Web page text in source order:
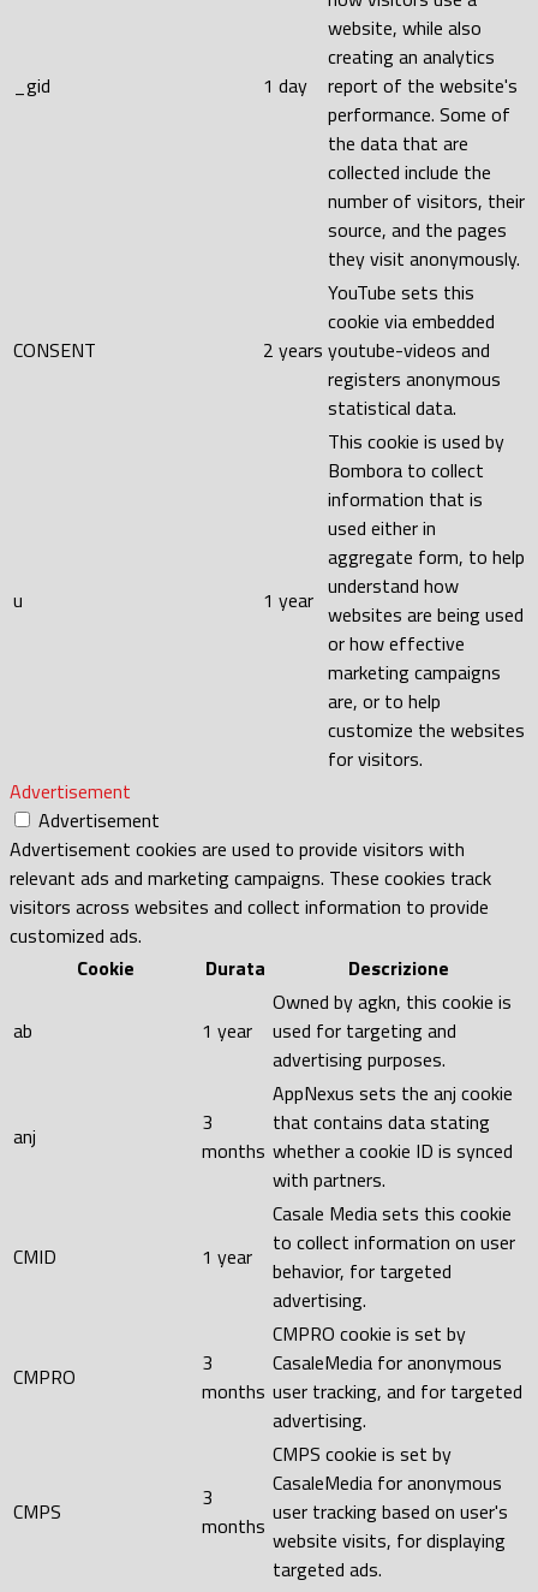
_gid 1 day
website, while also
creating an analytics
report of the website's
performance. Some of
the data that are
collected include the
number of visitors, their
source, and the pages
they visit anonymously.
CONSENT 2 years
YouTube sets this
cookie via embedded
youtube-videos and
registers anonymous
statistical data.
u 1 year
This cookie is used by
Bombora to collect
information that is
used either in
aggregate form, to help
understand how
websites are being used
or how effective
marketing campaigns
are, or to help
customize the websites
for visitors.
Advertisement
Advertisement
Advertisement cookies are used to provide visitors with
relevant ads and marketing campaigns. These cookies track
visitors across websites and collect information to provide
customized ads.
Cookie
Durata Descrizione
ab 1 year
Owned by agkn, this cookie is
used for targeting and
advertising purposes.
anj
3
months
AppNexus sets the anj cookie
that contains data stating
whether a cookie ID is synced
with partners.
CMID 1 year
Casale Media sets this cookie
to collect information on user
behavior, for targeted
advertising.
CMPRO
3
months
CMPRO cookie is set by
CasaleMedia for anonymous
user tracking, and for targeted
advertising.
CMPS
3
months
CMPS cookie is set by
CasaleMedia for anonymous
user tracking based on user's
website visits, for displaying
targeted ads.